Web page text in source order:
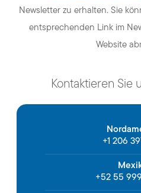
Newsletter zu erhalten. Sie
entsprechenden Link im
Website
Kontaktieren Sie
+1 206
+52 55